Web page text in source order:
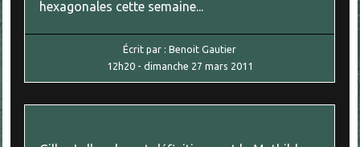
hexagonales cette semaine...
Écrit par :Benoit Gautier
12h20- dimanche 27 mars 2011